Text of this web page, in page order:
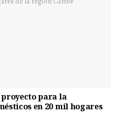
para la
en 20 mil hogares